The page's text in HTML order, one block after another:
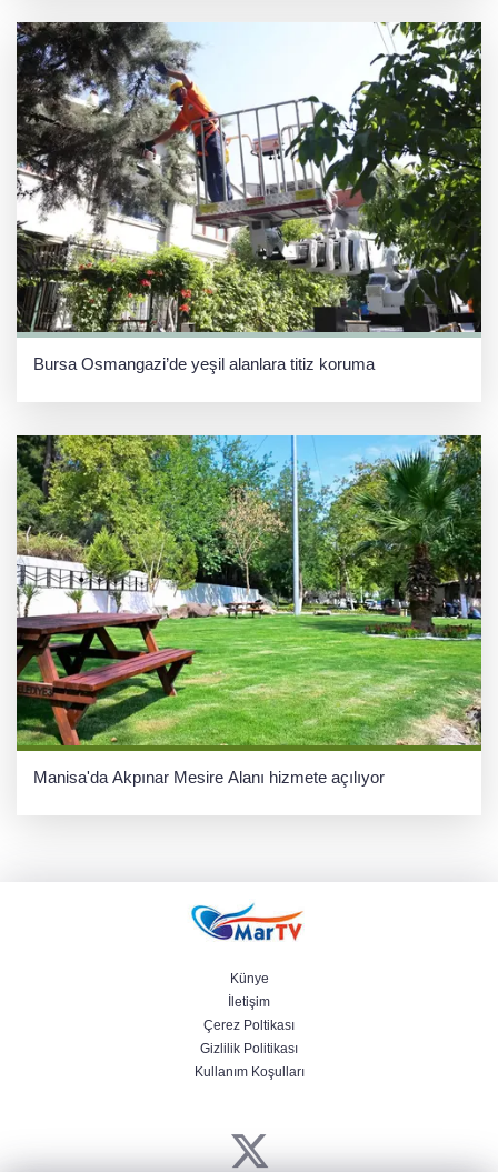
Bursa Osmangazi’de yeşil alanlara titiz koruma
Manisa'da Akpınar Mesire Alanı hizmete açılıyor
Künye
İletişim
Çerez Poltikası
Gizlilik Politikası
Kullanım Koşulları